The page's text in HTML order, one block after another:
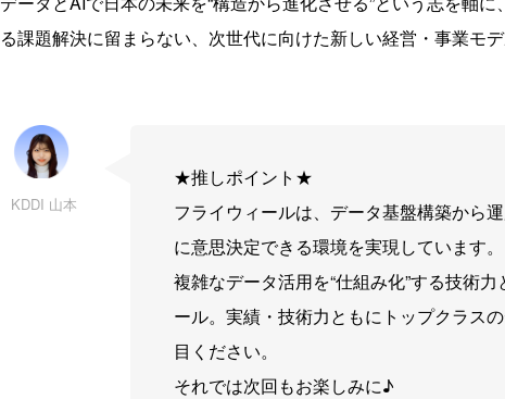
る課題解決に留まらない、次世代に向けた新しい経営・事業モデ
KDDI 山本
★推しポイント★
フライウィールは、データ基盤構築から
に意思決定できる環境を実現しています。
複雑なデータ活用を“仕組み化”する技術
ール。実績・技術力ともにトップクラス
目ください。
それでは次回もお楽しみに♪